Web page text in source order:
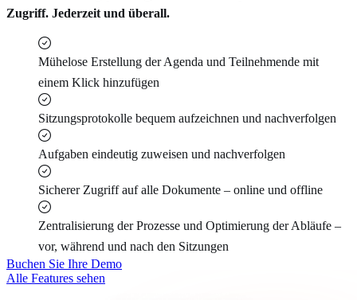
Zugriff. Jederzeit und überall.
Mühelose Erstellung der Agenda und Teilnehmende mit
einem Klick hinzufügen
Sitzungsprotokolle bequem aufzeichnen und nachverfolgen
Aufgaben eindeutig zuweisen und nachverfolgen
Sicherer Zugriff auf alle Dokumente – online und offline
Zentralisierung der Prozesse und Optimierung der Abläufe –
vor, während und nach den Sitzungen
Buchen Sie Ihre Demo
Alle Features sehen